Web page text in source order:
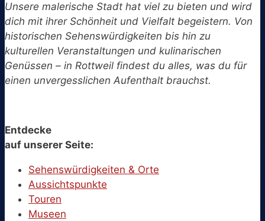
Unsere malerische Stadt hat viel zu bieten und wird
dich mit ihrer Schönheit und Vielfalt begeistern. Von
historischen Sehenswürdigkeiten bis hin zu
kulturellen Veranstaltungen und kulinarischen
Genüssen – in Rottweil findest du alles, was du für
einen unvergesslichen Aufenthalt brauchst.
Entdecke
auf unserer Seite:
Sehenswürdigkeiten & Orte
Aussichtspunkte
Touren
Museen